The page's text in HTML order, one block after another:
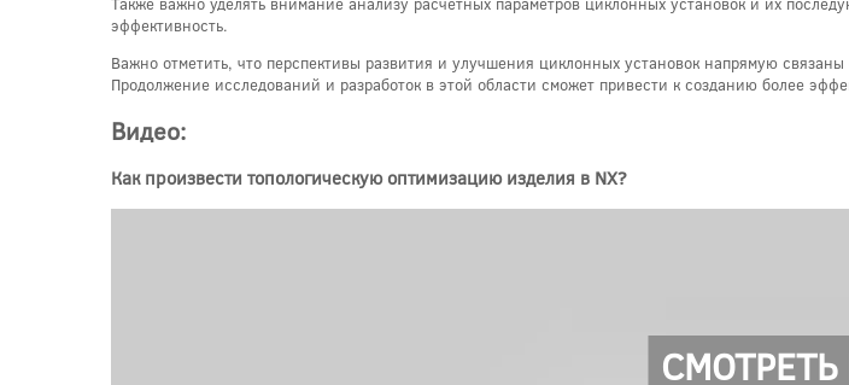
эффективность.
Важно отметить, что перспективы развития и улучшения циклонных установок напрямую
Продолжение исследований и разработок в этой области сможет привести к созданию более
Видео:
Как произвести топологическую оптимизацию изделия в NX?